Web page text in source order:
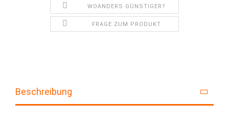
WOANDERS GÜNSTIGER?
FRAGE ZUM PRODUKT
Beschreibung